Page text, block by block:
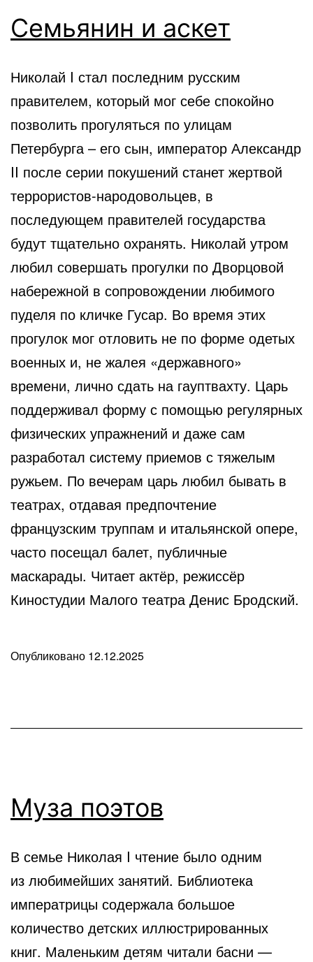
Семьянин и аскет
Николай I стал последним русским
правителем, который мог себе спокойно
позволить прогуляться по улицам
Петербурга – его сын, император Александр
II после серии покушений станет жертвой
террористов-народовольцев, в
последующем правителей государства
будут тщательно охранять. Николай утром
любил совершать прогулки по Дворцовой
набережной в сопровождении любимого
пуделя по кличке Гусар. Во время этих
прогулок мог отловить не по форме одетых
военных и, не жалея «державного»
времени, лично сдать на гауптвахту. Царь
поддерживал форму с помощью регулярных
физических упражнений и даже сам
разработал систему приемов с тяжелым
ружьем. По вечерам царь любил бывать в
театрах, отдавая предпочтение
французским труппам и итальянской опере,
часто посещал балет, публичные
маскарады. Читает актёр, режиссёр
Киностудии Малого театра Денис Бродский.
Опубликовано 12.12.2025
факты
Муза поэтов
В семье Николая I чтение было одним
из любимейших занятий. Библиотека
императрицы содержала большое
количество детских иллюстрированных
книг. Маленьким детям читали басни —